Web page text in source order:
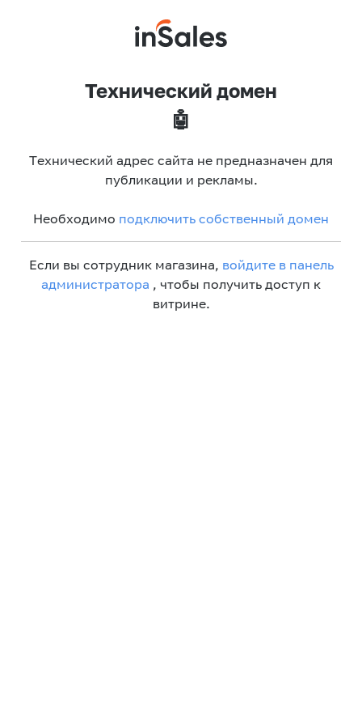
Технический домен
🤖
Технический адрес сайта не предназначен для
публикации и рекламы.
Необходимо подключить собственный домен
Если вы сотрудник магазина, войдите в панель
администратора , чтобы получить доступ к
витрине.